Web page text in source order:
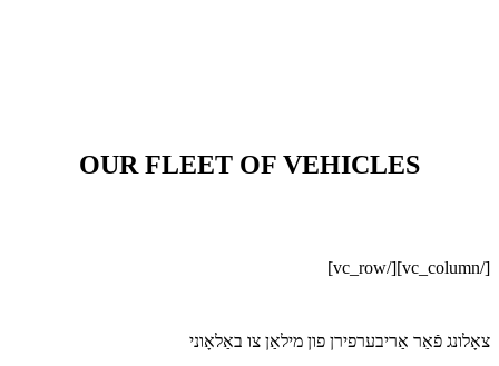
OUR FLEET OF VEHICLES
[/vc_column][/vc_row]
צאָלונג פֿאַר אַריבערפירן פון מילאַן צו באַלאָוני